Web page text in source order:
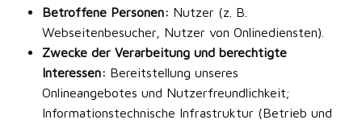
Betroffene Personen: Nutzer (z. B.
Webseitenbesucher, Nutzer von Onlinediensten).
Zwecke der Verarbeitung und berechtigte
Interessen: Bereitstellung unseres
Onlineangebotes und Nutzerfreundlichkeit;
Informationstechnische Infrastruktur (Betrieb und